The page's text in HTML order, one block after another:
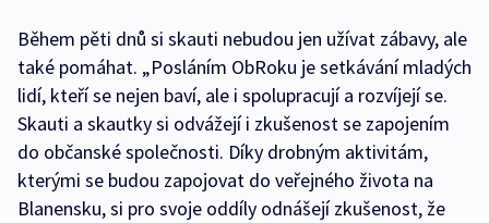
Během pěti dnů si skauti nebudou jen užívat zábavy, ale
také pomáhat. „Posláním ObRoku je setkávání mladých
lidí, kteří se nejen baví, ale i spolupracují a rozvíjejí se.
Skauti a skautky si odvážejí i zkušenost se zapojením
do občanské společnosti. Díky drobným aktivitám,
kterými se budou zapojovat do veřejného života na
Blanensku, si pro svoje oddíly odnášejí zkušenost, že